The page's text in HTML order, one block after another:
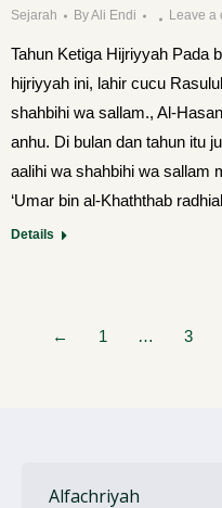
Sejarah ByAli Endi Leave a
Tahun Ketiga Hijriyyah Pada
hijriyyah ini, lahir cucu
shahbihi wa sallam., Al-
anhu. Di bulan dan tahun itu
aalihi wa shahbihi wa sallam
‘Umar bin al-Khaththab
Details
← 1 … 3
Alfachriyah